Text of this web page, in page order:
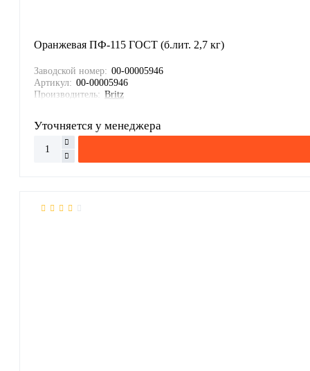
Оранжевая ПФ-115 ГОСТ (б.лит. 2,7 кг)
Заводской номер: 00-00005946
Артикул: 00-00005946
Производитель: Britz
Уточняется у менеджера